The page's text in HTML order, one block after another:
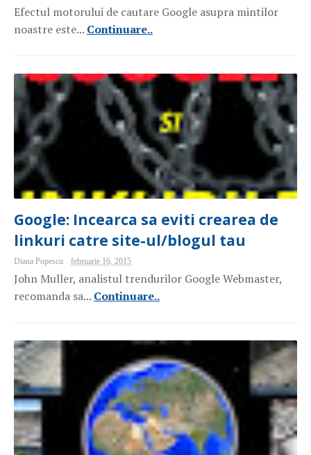
Efectul motorului de cautare Google asupra mintilor
noastre este... Continuare..
Google: Incearca sa eviti crearea de
linkuri catre site-ul/blogul tau
Diana Popescu februarie 16, 2015
John Muller, analistul trendurilor Google Webmaster,
recomanda sa... Continuare..